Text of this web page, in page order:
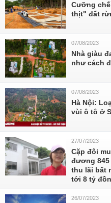
Cưỡng
thịt" đất
07/08/2023
Nhà giàu
như cách
07/08/2023
Hà Nội:
vùi ô tô ở
27/07/2023
Cặp đôi
đương 845
thu lãi bất
tới 8 tỷ
26/07/2023